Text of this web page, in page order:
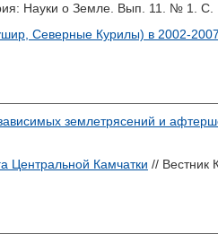
Науки о Земле. Вып. 11. № 1. С.
Северные Курилы) в 2002-
землетрясений и
Центральной Камчатки // Вестник